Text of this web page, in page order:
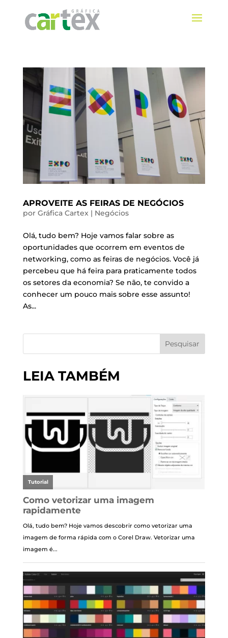
APROVEITE AS FEIRAS DE NEGÓCIOS
por Gráfica Cartex| Negócios
Olá, tudo bem? Hoje vamos falar sobre as
oportunidades que ocorrem em eventos de
networking, como as feiras de negócios. Você já
percebeu que há feira para praticamente todos
os setores da economia? Se não, te convido a
conhecer um pouco mais sobre esse assunto!
As...
Pesquisar
LEIA TAMBÉM